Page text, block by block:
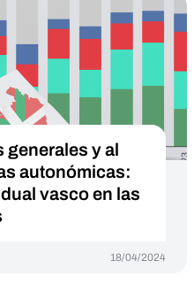
generales y al
autonómicas:
vasco en las
18/04/2024